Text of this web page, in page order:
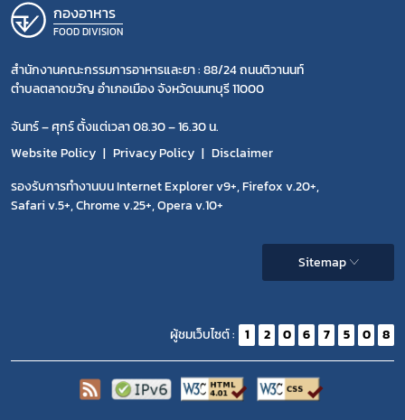
กองอาหาร
FOOD DIVISION
สำนักงานคณะกรรมการอาหารและยา : 88/24 ถนนติวานนท์
ตำบลตลาดขวัญ อำเภอเมือง จังหวัดนนทบุรี 11000
จันทร์ – ศุกร์ ตั้งแต่เวลา 08.30 – 16.30 น.
Website Policy
Privacy Policy
Disclaimer
รองรับการทำงานบน Internet Explorer v9+, Firefox v.20+,
Safari v.5+, Chrome v.25+, Opera v.10+
Sitemap
ผู้ชมเว็บไซต์ : 1 2 0 6 7 5 0 8